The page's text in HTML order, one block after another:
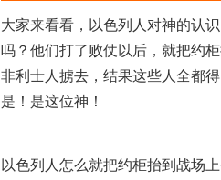
大家来看看，以色列人对神的认
吗？他们打了败仗以后，就把约
非利士人掳去，结果这些人全都
是！是这位神！
以色列人怎么就把约柜抬到战场